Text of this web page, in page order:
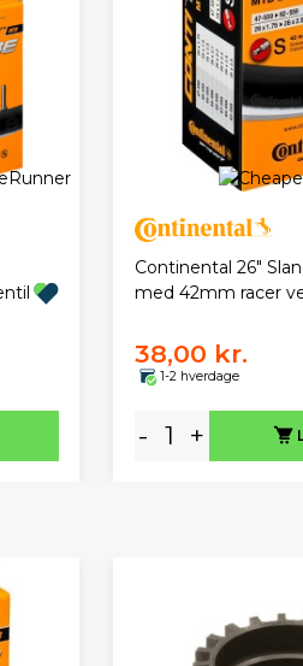
Continental 26"
med 42mm racer
38,00 kr.
1-2 hverdage
- +